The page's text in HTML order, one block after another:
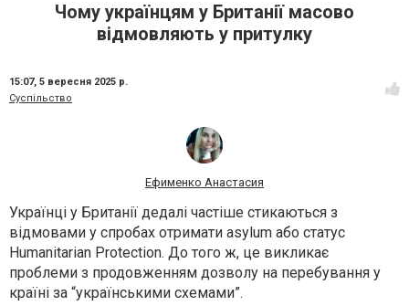
Чому українцям у Британії масово
відмовляють у притулку
15:07, 5 вересня 2025 р.
Суспільство
Ефименко Анастасия
Українці у Британії дедалі частіше стикаються з
відмовами у спробах отримати asylum або статус
Humanitarian Protection. До того ж, це викликає
проблеми з продовженням дозволу на перебування у
країні за “українськими схемами”.